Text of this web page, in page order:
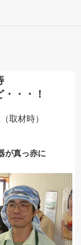
・・！
取材時）
が真っ赤に